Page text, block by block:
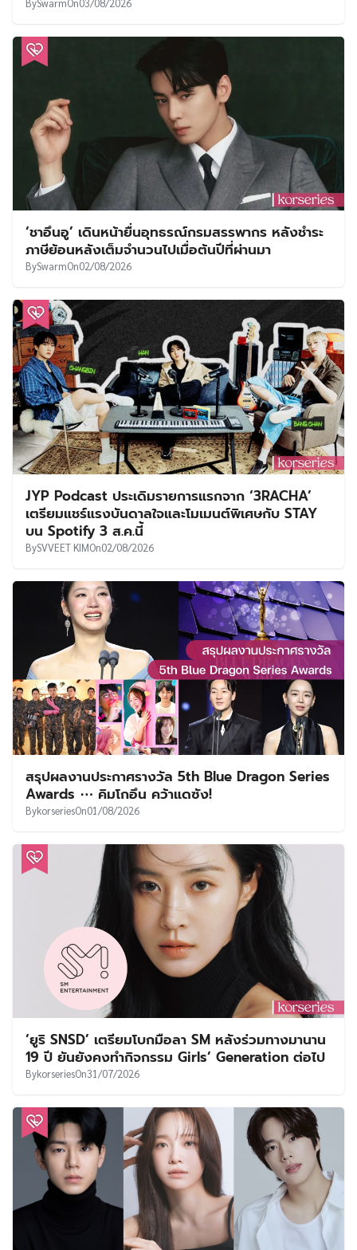
‘ชาอึนอู’ เดินหน้ายื่นอุทธรณ์กรมสรรพากร หลังชำระ
ภาษีย้อนหลังเต็มจำนวนไปเมื่อต้นปีที่ผ่านมา
BySwarmOn02/08/2026
JYP Podcast ประเดิมรายการแรกจาก ‘3RACHA’
เตรียมแชร์แรงบันดาลใจและโมเมนต์พิเศษกับ STAY
บน Spotify 3 ส.ค.นี้
BySVVEET KIMOn02/08/2026
สรุปผลงานประกาศรางวัล 5th Blue Dragon Series
Awards ⋯ คิมโกอึน คว้าแดซัง!
BykorseriesOn01/08/2026
‘ยูริ SNSD’ เตรียมโบกมือลา SM หลังร่วมทางมานาน
19 ปี ยันยังคงทำกิจกรรม Girls’ Generation ต่อไป
BykorseriesOn31/07/2026